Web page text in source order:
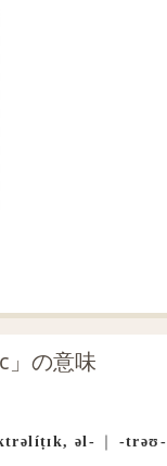
」の意味
əl‐ ｜ ‐trəʊ‐